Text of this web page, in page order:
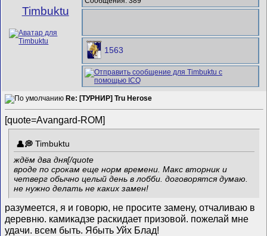
Timbuktu
1563
Re: [ТУРНИР] Tru Herose
[quote=Avangard-ROM]
Timbuktu
ждём два дня[/quote
вроде по срокам еще норм времени. Макс вторник и
четверг обычно целый день в лобби. договорятся думаю.
не нужно делать не каких замен!
разумеется, я и говорю, не просите замену, отчаливаю в
деревню. камикадзе раскидает призовой. пожелай мне
удачи. всем быть. Ябыть Уйх Блад!